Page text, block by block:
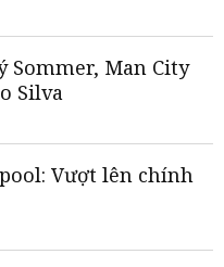
Sommer, Man City
Silva
Vượt lên chính